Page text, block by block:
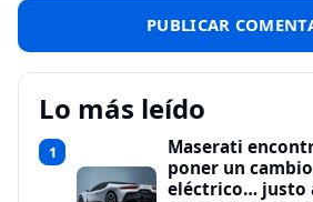
Lo más leído
1
Maserati
poner un
eléctrico… justo